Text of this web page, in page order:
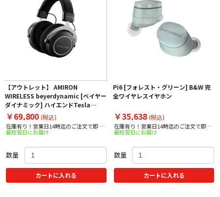
【アウトレット】 AMIRON
WIRELESS beyerdynamic [ベイヤー
ダイナミック] ハイエンドTesla
Bluetooth®ヘッドホン（密閉型）
￥69,800 (税込)
在庫有り！営業日14時迄のご注文で即日
出荷！
最短翌日にお届け
数量
カートに入れる
Pi6 [フォレスト・グリーン] B&W 完
全ワイヤレスイヤホン
￥35,638(税込)
在庫有り！営業日14時迄のご注文で即日
出荷！
最短翌日にお届け
数量
カートに入れる